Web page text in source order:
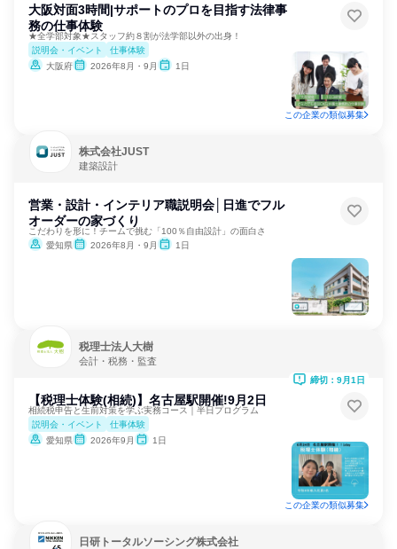
大阪対面3時間|サポートのプロを目指す法律事
務の仕事体験
★全学部対象★スタッフ約８割が法学部以外の出身！
説明会・イベント
仕事体験
大阪府
2026年8月・9月 1日
この企業の類似募集
株式会社JUST
建築設計
営業・設計・インテリア職説明会│日進でフル
オーダーの家づくり
こだわりを形に！チームで挑む「100％自由設計」の面白さ
愛知県
2026年8月・9月 1日
税理士法人大樹
会計・税務・監査
【税理士体験(相続)】名古屋駅開催!9月2日
相続税申告と生前対策を学ぶ実務コース｜半日プログラム
説明会・イベント
仕事体験
愛知県
2026年9月 1日
締切：9月1日
この企業の類似募集
日研トータルソーシング株式会社